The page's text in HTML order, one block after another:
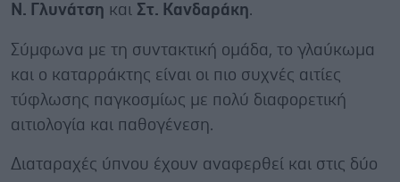
Ν. Γλυνάτση και Στ. Κανδαράκη.
Σύμφωνα με τη συντακτική ομάδα, το γλαύκωμα
και ο καταρράκτης είναι οι πιο συχνές αιτίες
τύφλωσης παγκοσμίως με πολύ διαφορετική
αιτιολογία και παθογένεση.
Διαταραχές ύπνου έχουν αναφερθεί και στις δύο